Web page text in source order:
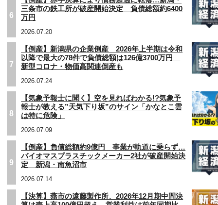
6
三条市の鉄工所が破産開始決定 負債総額約6400
万円
2026.07.20
7
【倒産】新潟県の企業倒産 2026年上半期は令和
以降で最大の78件で負債総額は126億3700万円
新型コロナ・物価高関連倒産も
2026.07.24
8
【気象予報士に聞く】空を見ればわかる!?気象予
報士が教える”天気下り坂”のサイン「かなとこ雲
は特に危険」
2026.07.09
9
【倒産】負債総額約9億円 事業が軌道に乗らず…
バイオマスプラスチックメーカー2社が破産開始決
定 新潟・南魚沼市
2026.07.14
【決算】燕市の遠藤製作所、2026年12月期中間決